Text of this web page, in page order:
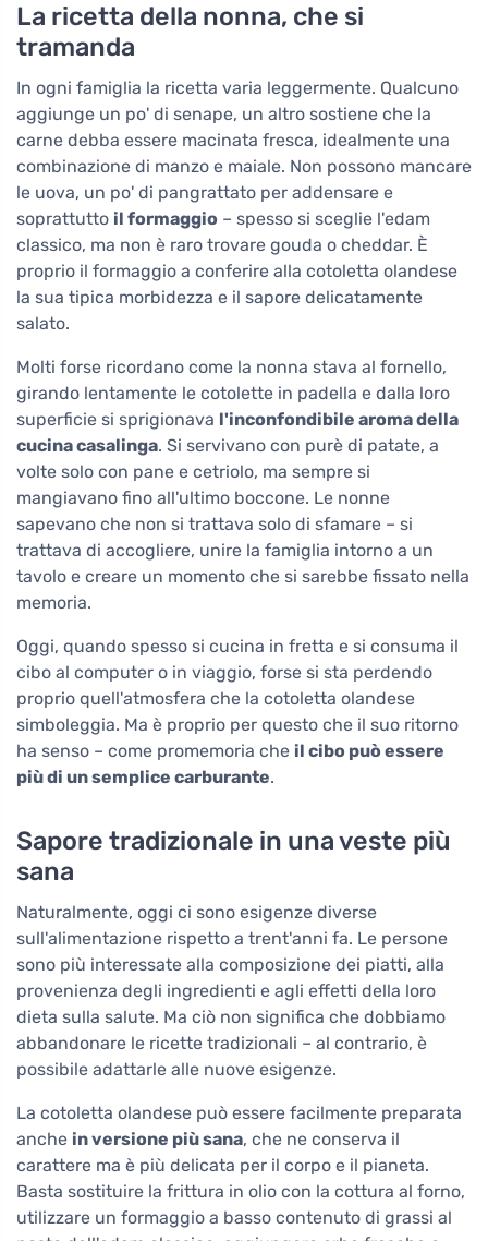
La ricetta della nonna, che si
tramanda
In ogni famiglia la ricetta varia leggermente. Qualcuno
aggiunge un po' di senape, un altro sostiene che la
carne debba essere macinata fresca, idealmente una
combinazione di manzo e maiale. Non possono mancare
le uova, un po' di pangrattato per addensare e
soprattutto il formaggio – spesso si sceglie l'edam
classico, ma non è raro trovare gouda o cheddar. È
proprio il formaggio a conferire alla cotoletta olandese
la sua tipica morbidezza e il sapore delicatamente
salato.
Molti forse ricordano come la nonna stava al fornello,
girando lentamente le cotolette in padella e dalla loro
superficie si sprigionava l'inconfondibile aroma della
cucina casalinga. Si servivano con purè di patate, a
volte solo con pane e cetriolo, ma sempre si
mangiavano fino all'ultimo boccone. Le nonne
sapevano che non si trattava solo di sfamare – si
trattava di accogliere, unire la famiglia intorno a un
tavolo e creare un momento che si sarebbe fissato nella
memoria.
Oggi, quando spesso si cucina in fretta e si consuma il
cibo al computer o in viaggio, forse si sta perdendo
proprio quell'atmosfera che la cotoletta olandese
simboleggia. Ma è proprio per questo che il suo ritorno
ha senso – come promemoria che il cibo può essere
più di un semplice carburante.
Sapore tradizionale in una veste più
sana
Naturalmente, oggi ci sono esigenze diverse
sull'alimentazione rispetto a trent'anni fa. Le persone
sono più interessate alla composizione dei piatti, alla
provenienza degli ingredienti e agli effetti della loro
dieta sulla salute. Ma ciò non significa che dobbiamo
abbandonare le ricette tradizionali – al contrario, è
possibile adattarle alle nuove esigenze.
La cotoletta olandese può essere facilmente preparata
anche in versione più sana, che ne conserva il
carattere ma è più delicata per il corpo e il pianeta.
Basta sostituire la frittura in olio con la cottura al forno,
utilizzare un formaggio a basso contenuto di grassi al